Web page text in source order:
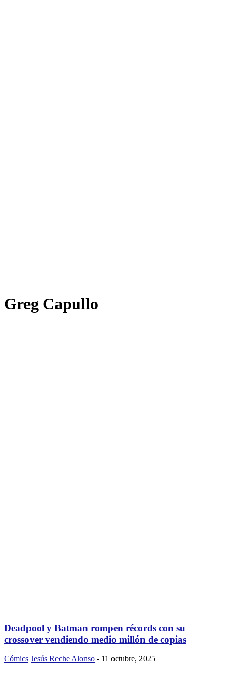
Greg Capullo
Deadpool y Batman rompen récords con su
crossover vendiendo medio millón de copias
Cómics Jesús Reche Alonso - 11 octubre, 2025